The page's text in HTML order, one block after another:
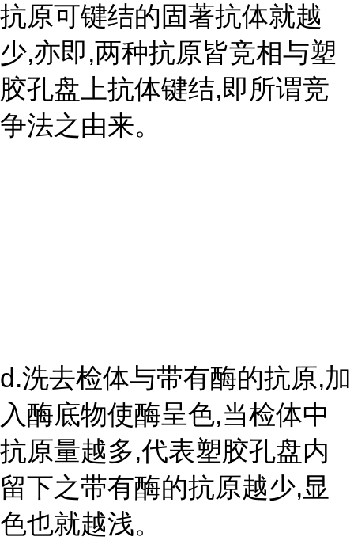
抗原可键结的固著抗体就越
少,亦即,两种抗原皆竞相与塑
胶孔盘上抗体键结,即所谓竞
争法之由来。
d.洗去检体与带有酶的抗原,加
入酶底物使酶呈色,当检体中
抗原量越多,代表塑胶孔盘内
留下之带有酶的抗原越少,显
色也就越浅。